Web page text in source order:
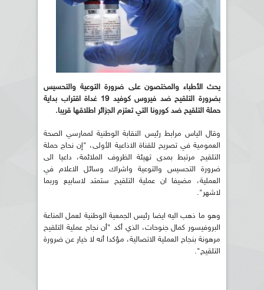
يحث الأطباء والمختصون على ضرورة التوعية والتحسيس
بضرورة التلقيح ضد فيروس كوفيد 19 غداة اقتراب بداية
حملة التلقيح ضد كورونا التي تعتزم الجزائر اطلاقها قريبا.
وقال الياس مرابط رئيس النقابة الوطنية لممارسي الصحة
العمومية في تصريح للقناة الاذاعية الأولى، "إن نحاج حملة
التلقيح مرتبط بمدى تهيئة الظروف الملائمة، داعيا الى
ضرورة التحسيس والتوعية واشراك وسائل الاعلام في
العملية، مضيفا ان عملية التلقيح ستمتد لاسابيع وربما
لاشهر".
وهو ما ذهب اليه ايضا رئيس الجمعية الوطنية لعمل المناعة
البروفيسور كمال جنوحات، الذي أكد "أن نجاح عملية التلقيح
مرهونة بنجاح العملية الاتصالية، مؤكدا أنه لا خيار عن ضرورة
التلقيح".